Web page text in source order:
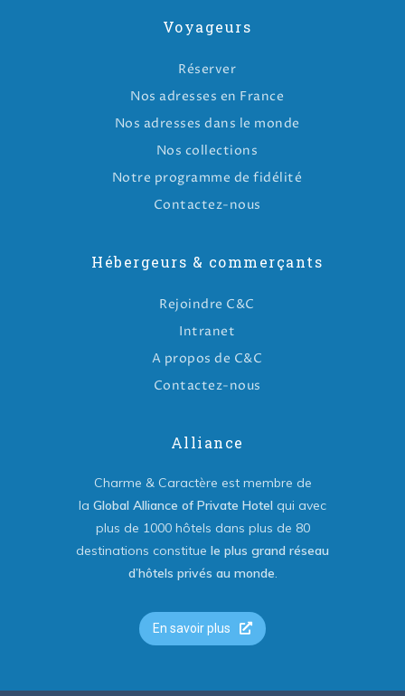
Voyageurs
Réserver
Nos adresses en France
Nos adresses dans le monde
Nos collections
Notre programme de fidélité
Contactez-nous
Hébergeurs & commerçants
Rejoindre C&C
Intranet
A propos de C&C
Contactez-nous
Alliance
Charme & Caractère est membre de
la Global Alliance of Private Hotel qui avec
plus de 1000 hôtels dans plus de 80
destinations constitue le plus grand réseau
d’hôtels privés au monde.
En savoir plus